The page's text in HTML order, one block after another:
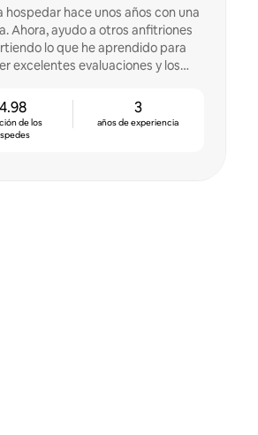
hospedar hace unos años con una
lo que he aprendido para
excelentes evaluaciones y los
4.98
de los
3
años de experiencia